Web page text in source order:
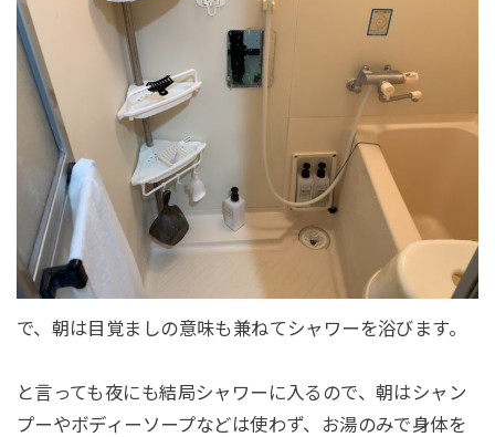
で、朝は目覚ましの意味も兼ねてシャワーを浴びます。
と言っても夜にも結局シャワーに入るので、朝はシャン
プーやボディーソープなどは使わず、お湯のみで身体を